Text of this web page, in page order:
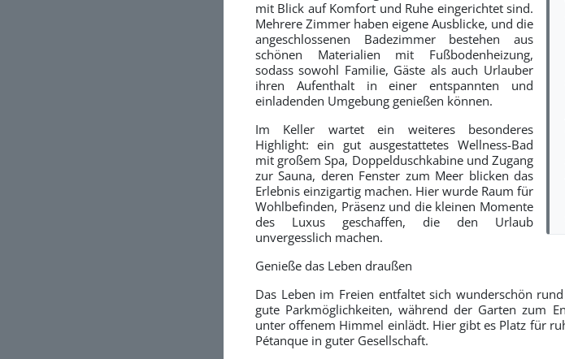
mit Blick auf Komfort und Ruhe eingerichtet sind.
Mehrere Zimmer haben eigene Ausblicke, und die
angeschlossenen Badezimmer bestehen aus
schönen Materialien mit Fußbodenheizung,
sodass sowohl Familie, Gäste als auch Urlauber
ihren Aufenthalt in einer entspannten und
einladenden Umgebung genießen können.
Im Keller wartet ein weiteres besonderes
Highlight: ein gut ausgestattetes Wellness-Bad
mit großem Spa, Doppelduschkabine und Zugang
zur Sauna, deren Fenster zum Meer blicken das
Erlebnis einzigartig machen. Hier wurde Raum für
Wohlbefinden, Präsenz und die kleinen Momente
des Luxus geschaffen, die den Urlaub
unvergesslich machen.
Genieße das Leben draußen
Das Leben im Freien entfaltet sich wunderschön
gute Parkmöglichkeiten, während der Garten zum
unter offenem Himmel einlädt. Hier gibt es Platz für
Pétanque in guter Gesellschaft.